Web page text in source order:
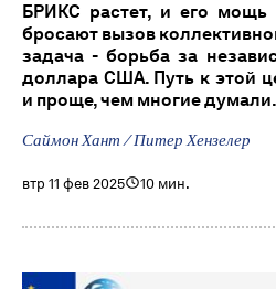
БРИКС растет, и его мощь
бросают вызов
задача - борьба за
доллара США. Путь к этой
и проще, чем многие думали.
Саймон Хант / Питер Хензелер
втр 11 фев 2025 10 мин.